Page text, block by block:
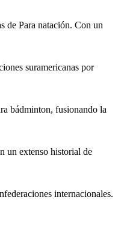
de Para natación. Con un
suramericanas por
bádminton, fusionando la
un extenso historial de
internacionales.